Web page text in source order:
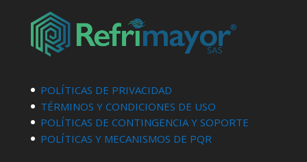
POLÍTICAS DE PRIVACIDAD
TÉRMINOS Y CONDICIONES DE USO
POLÍTICAS DE CONTINGENCIA Y SOPORTE
POLÍTICAS Y MECANISMOS DE PQR